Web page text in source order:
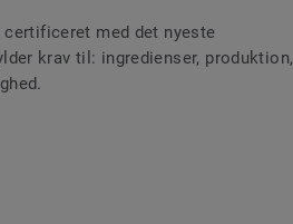
med det nyeste
krav til: ingredienser, produktion,